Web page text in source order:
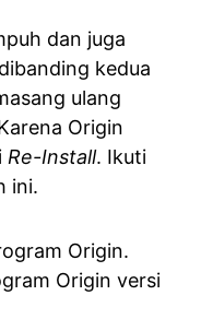
dan juga
kedua
ulang
Origin
Re-Install. Ikuti
ini.
Origin.
Origin versi